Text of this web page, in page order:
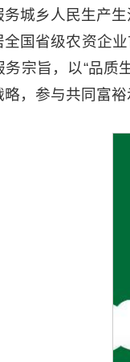
城乡人民生产
国省级农资企
务宗旨，以“品质
略，参与共同富